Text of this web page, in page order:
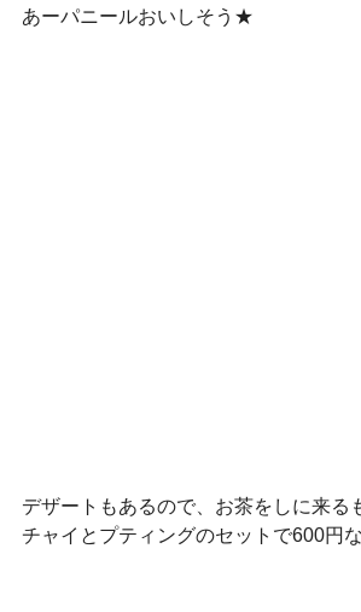
あーパニールおいしそう★
デザートもあるので、お茶をしに来る
チャイとプティングのセットで600円